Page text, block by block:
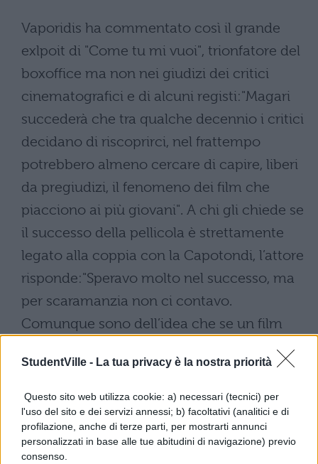
StudentVille - La tua privacy è la nostra priorità
Questo sito web utilizza cookie: a) necessari (tecnici) per
l'uso del sito e dei servizi annessi; b) facoltativi (analitici e di
profilazione, anche di terze parti, per mostrarti annunci
personalizzati in base alle tue abitudini di navigazione) previo
consenso.
Vaporidis ha commentato così il grande
exlpoit di "Come tu mi vuoi", trionfatore del
boxoffice ma non nei giudizi dei critici
cinematografici e di alcuni registi:"Magari
succederà che tra qualche decennio i critici
decidano di riscoprirci, nel frattempo
potrebbero almeno cercare di capire, liberi
da pregiudizi, il fenomeno dei film che
piacciono ai più giovani". A chi gli chiede se
il successo della pellicola è strettamente
legato alla coppia con la Capotondi, l’attore
risponde:"Speravo molto nel successo, ma
per scaramanzia non ci contavo.
Comunque sono dell’idea che se un film
funziona il merito è del film, cioè del modo
con cui è scritto, diretto, interpretato,
insomma non c’è mai solo un motivo, ma
un insieme di fattori".
Per la sua opera prima il regista Volfango